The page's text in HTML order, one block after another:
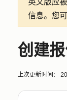
英文版应
信息。您
创建
上次更新时间：